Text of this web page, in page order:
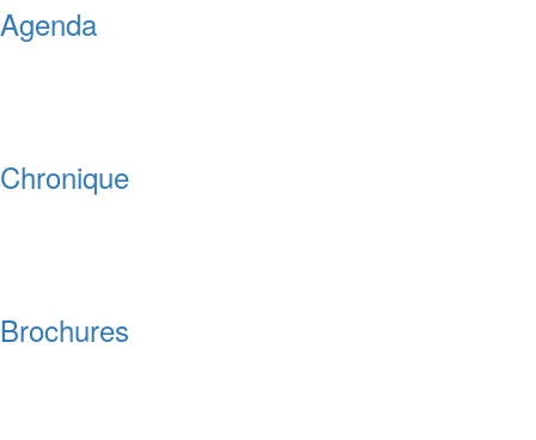
Agenda
Chronique
Brochures